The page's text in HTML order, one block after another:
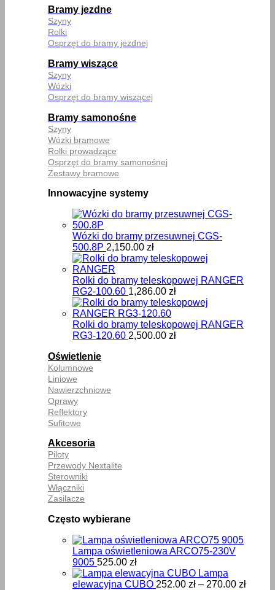
Bramy jezdne
Szyny
Rolki
Osprzęt do bramy jezdnej
Bramy wiszące
Szyny
Wózki
Osprzęt do bramy wiszącej
Bramy samonośne
Szyny
Wózki bramowe
Rolki prowadzące
Osprzęt do bramy samonośnej
Zestawy bramowe
Innowacyjne systemy
Wózki do bramy przesuwnej CGS-
500.8P 2,150.00 zł
Rolki do bramy teleskopowej RANGER
RG2-100.60 1,286.00 zł
Rolki do bramy teleskopowej RANGER
RG3-120.60 2,500.00 zł
Oświetlenie
Kolumnowe
Liniowe
Nawierzchniowe
Oprawy
Reflektory
Sufitowe
Akcesoria
Piloty
Przewody Nextalite
Sterowniki
Włączniki
Zasilacze
Często wybierane
Lampa oświetleniowa ARCO75-230V
9005 525.00 zł
Lampa
elewacyjna CUBO 252.00 zł – 270.00 złZakres